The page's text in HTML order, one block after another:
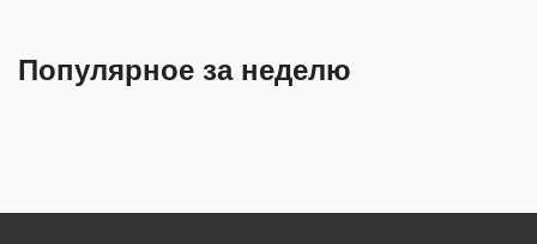
Популярное за неделю